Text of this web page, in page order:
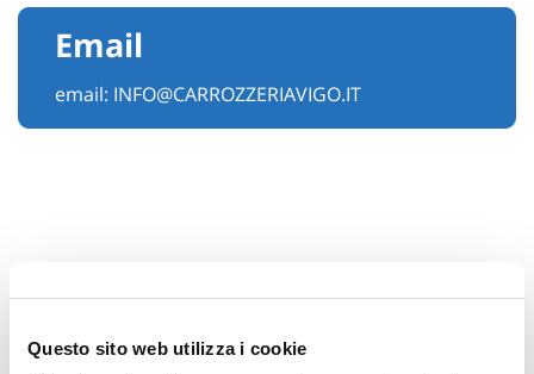
Questo sito web utilizza i cookie
Email
email: INFO@CARROZZERIAVIGO.IT